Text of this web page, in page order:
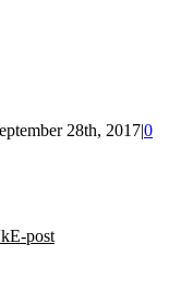
28th, 2017|0
E-post